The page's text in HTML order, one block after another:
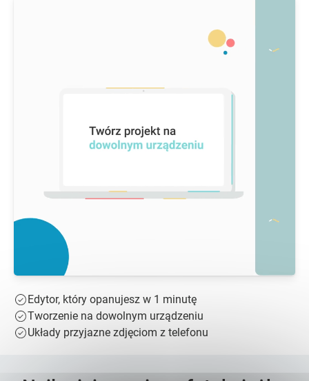
Edytor, który opanujesz w 1 minutę
Tworzenie na dowolnym urządzeniu
Układy przyjazne zdjęciom z telefonu